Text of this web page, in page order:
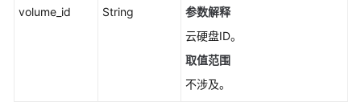
域
volume_id String
参数解释
云硬盘ID。
取值范围
不涉及。